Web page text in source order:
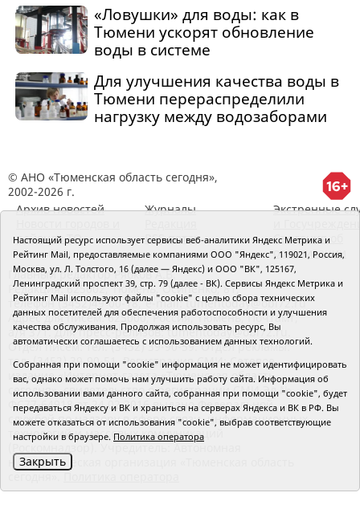
«Ловушки» для воды: как в
Тюмени ускорят обновление
воды в системе
Для улучшения качества воды в
Тюмени перераспределили
нагрузку между водозаборами
© АНО «Тюменская область сегодня»,
2002-2026 г.
Архив новостей
районов ТО
Журналы
RSS поток
Экстренные
Сведения об
организации
Главный редактор Рябков А.В.
Редакция: 625002, Тюмень, Осипенко, 81,
телефон (3452)49-00-18, e-mail: tumentoday@obl72.ru
Адрес для писем: 625000, Россия, Тюмень, Почтамт,
а/я 371. Для пресс-релизов: tumentoday@obl72.ru.
Отдел писем: тел. (3452) 39-90-59. Отдел рекламы:
тел. (3452) 39-90-51. Регистрация СМИ: Сетевое
издание «Интернет-газета «Тюменская область
сегодня», свидетельство о регистрации СМИ Эл №
ФС77-64918 от 24.02.2016 выдано Федеральной
службой по надзору в сфере связи, информационных
технологий и массовых коммуникаций
некоммерческая организация «Тюменская область
Настоящий ресурс использует сервисы веб-аналитики Яндекс Метрика и
Рейтинг Mail, предоставляемые компаниями ООО "Яндекс", 119021, Россия,
Москва, ул. Л. Толстого, 16 (далее — Яндекс) и ООО "ВК", 125167,
Ленинградский проспект 39, стр. 79 (далее - ВК). Сервисы Яндекс Метрика и
Рейтинг Mail используют файлы "cookie" с целью сбора технических
данных посетителей для обеспечения работоспособности и улучшения
качества обслуживания. Продолжая использовать ресурс, Вы
автоматически соглашаетесь с использованием данных технологий.
Собранная при помощи "cookie" информация не может идентифицировать
вас, однако может помочь нам улучшить работу сайта. Информация об
использовании вами данного сайта, собранная при помощи "cookie", будет
передаваться Яндексу и ВК и храниться на серверах Яндекса и ВК в РФ. Вы
можете отказаться от использования "cookie", выбрав соответствующие
настройки в браузере. Политика оператора
Закрыть